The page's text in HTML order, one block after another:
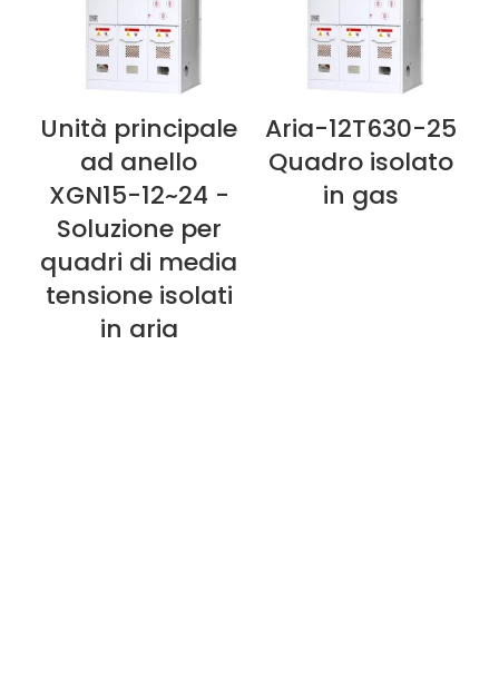
VEDI ORA
Unità principale
ad anello
XGN15-12~24 -
Soluzione per
quadri di media
tensione isolati
in aria
VEDI ORA
Aria-12T630-25
Quadro isolato
in gas